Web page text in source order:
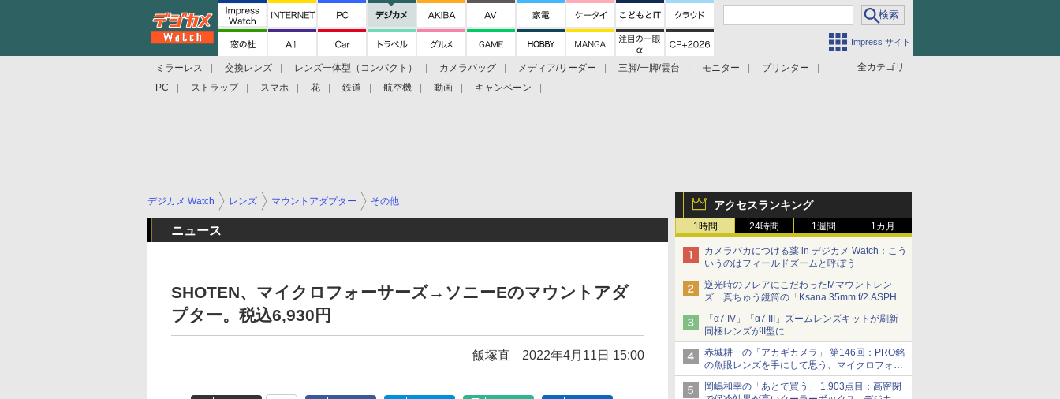
Impress サイト
全カテゴリ
ミラーレス 交換レンズ レンズ一体型（コンパクト） カメラバッグ メディア/リーダー 三脚/一脚/雲台 モニター
プリンター
PC
ストラップ スマホ 花 鉄道 航空機 動画 キャンペーン
アクセスランキング
1時間 24時間 1週間 1カ月
カメラバカにつける薬 in デジカメ Watch：こう
いうのはフィールドズームと呼ぼう
逆光時のフレアにこだわったMマウントレン
ズ 真ちゅう鏡筒の「Ksana 35mm f/2 ASPH.
シルバークローム」
「α7 IV」「α7 III」ズームレンズキットが刷新
同梱レンズがII型に
赤城耕一の「アカギカメラ」 第146回：PRO銘
の魚眼レンズを手にして思う、マイクロフォー
サーズへの期待と可能性
岡嶋和幸の「あとで買う」 1,903点目：高密閉
デジカメ Watch レンズ マウントアダプター その他
ニュース
SHOTEN、マイクロフォーサーズ→ソニーEのマウントアダ
プター。税込6,930円
飯塚直 2022年4月11日 15:00